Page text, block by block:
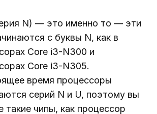
N) — это именно то — эти
с буквы N, как в
Core i3-N300 и
Core i3-N305.
время процессоры
серий N и U, поэтому вы
такие чипы, как процессор